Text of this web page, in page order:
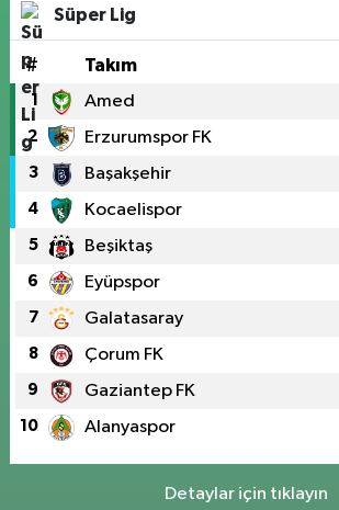
Süper Lig
# Takım
1 Amed
2 Erzurumspor FK
3 Başakşehir
4 Kocaelispor
5 Beşiktaş
6 Eyüpspor
7 Galatasaray
8 Çorum FK
9 Gaziantep FK
10 Alanyaspor
Detaylar için tıklayın